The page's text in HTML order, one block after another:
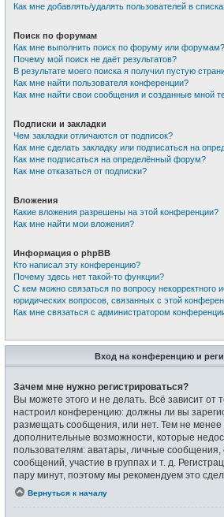
Как мне добавлять/удалять пользователей в
Поиск по форумам
Как мне выполнить поиск по форуму или форумам?
Почему мой поиск не даёт результатов?
В результате моего поиска я получил пустую
Как мне найти пользователя конференции?
Как мне найти свои сообщения и созданные мной
Подписки и закладки
Чем закладки отличаются от подписок?
Как мне сделать закладку или подписаться на
Как мне подписаться на определённый форум?
Как мне отказаться от подписки?
Вложения
Какие вложения разрешены на этой конференции?
Как мне найти мои вложения?
Информация о phpBB
Кто написал эту конференцию?
Почему здесь нет такой-то функции?
С кем можно связаться по вопросу некорректного
юридических вопросов, связанных с этой
Как мне связаться с администратором
Вход на конференцию и
Зачем мне нужно регистрироваться?
Вы можете этого и не делать. Всё зависит от
настроил конференцию: должны ли вы
размещать сообщения, или нет. Тем не менее
дополнительные возможности, которые
пользователям: аватары, личные сообщения,
сообщений, участие в группах и т. д.
пару минут, поэтому мы рекомендуем это
Вернуться к началу